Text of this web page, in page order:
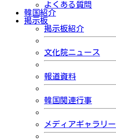
よくある質問
韓国紹介
掲示板
掲示板紹介
文化院ニュース
報道資料
韓国関連行事
メディアギャラリー